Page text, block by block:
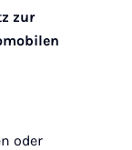
zur
oder